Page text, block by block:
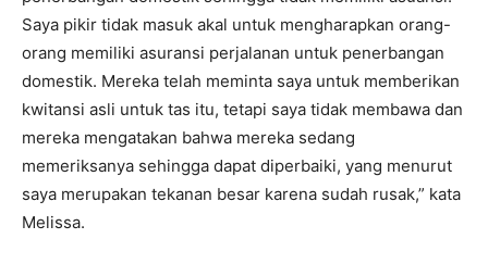
Saya pikir tidak masuk akal untuk mengharapkan orang-
orang memiliki asuransi perjalanan untuk penerbangan
domestik. Mereka telah meminta saya untuk memberikan
kwitansi asli untuk tas itu, tetapi saya tidak membawa dan
mereka mengatakan bahwa mereka sedang
memeriksanya sehingga dapat diperbaiki, yang menurut
saya merupakan tekanan besar karena sudah rusak,” kata
Melissa.